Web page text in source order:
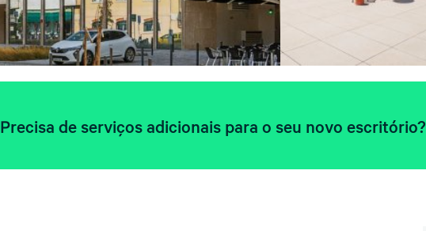
Precisa de serviços adicionais para o seu novo escritório?